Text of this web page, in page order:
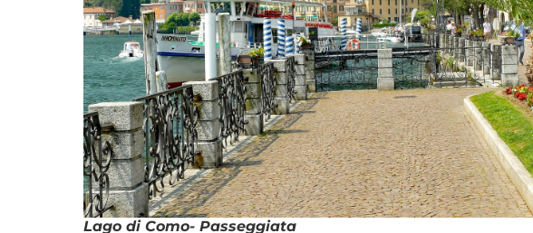
Lago di Como- Passeggiata